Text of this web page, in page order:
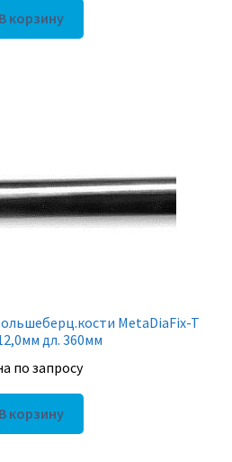
В корзину
MetaDiaFix-T
дл. 360мм
по запросу
В корзину